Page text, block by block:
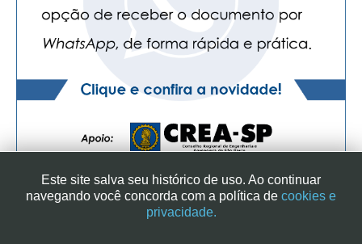
SINDICATO DOS ENGENHEIROS NO ESTADO DE SÃO PAULO
Este site salva seu histórico de uso. Ao continuar
navegando você concorda com a política de cookies e
privacidade.